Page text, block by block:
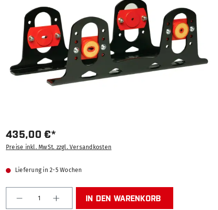
435,00 €*
Preise inkl. MwSt. zzgl. Versandkosten
Lieferung in 2-5 Wochen
Produkt Anzahl: Gib den gewünschten Wert ein
IN DEN WARENKORB